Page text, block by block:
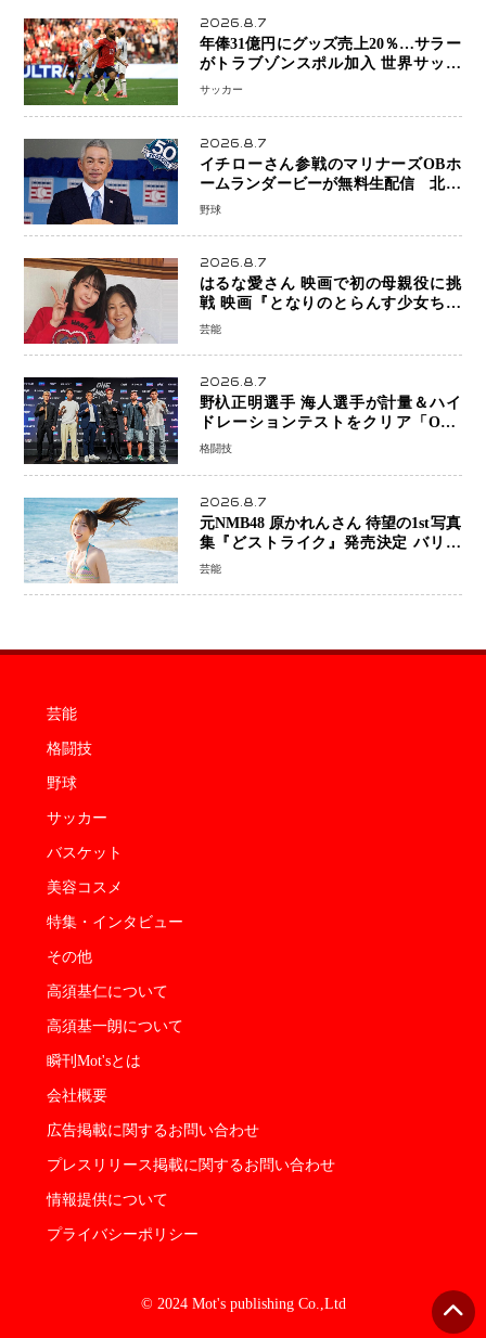
2026.8.7
年俸31億円にグッズ売上20％…サラー
がトラブゾンスポル加入 世界サッカ
ーは「五大リーグ一強」から新時代へ
サッカー
2026.8.7
イチローさん参戦のマリナーズOBホ
ームランダービーが無料生配信 北米
ならではの“魅せる興行”に世界が注目
野球
2026.8.7
はるな愛さん 映画で初の母親役に挑
戦 映画『となりのとらんす少女ちゃ
ん』11月7日公開 未来の自分との対話
芸能
2026.8.7
野杁正明選手 海人選手が計量＆ハイ
ドレーションテストをクリア「ONE
SAMURAI 2」決戦へ万全の準備整う
格闘技
2026.8.7
元NMB48 原かれんさん 待望の1st写真
集『どストライク』発売決定 バリで
魅せる25歳の新境地
芸能
芸能
格闘技
野球
サッカー
バスケット
美容コスメ
特集・インタビュー
その他
高須基仁について
高須基一朗について
瞬刊Mot'sとは
会社概要
広告掲載に関するお問い合わせ
プレスリリース掲載に関するお問い合わせ
情報提供について
プライバシーポリシー
© 2024 Mot's publishing Co.,Ltd